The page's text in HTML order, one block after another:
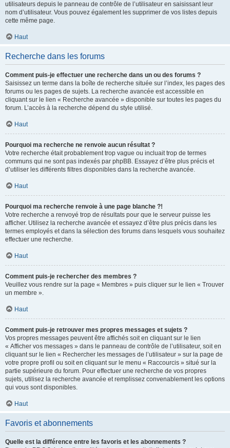
utilisateurs depuis le panneau de contrôle de l’utilisateur en saisissant leur
nom d’utilisateur. Vous pouvez également les supprimer de vos listes depuis
cette même page.
Haut
Recherche dans les forums
Comment puis-je effectuer une recherche dans un ou des forums ?
Saisissez un terme dans la boîte de recherche située sur l’index, les pages des
forums ou les pages de sujets. La recherche avancée est accessible en
cliquant sur le lien « Recherche avancée » disponible sur toutes les pages du
forum. L’accès à la recherche dépend du style utilisé.
Haut
Pourquoi ma recherche ne renvoie aucun résultat ?
Votre recherche était probablement trop vague ou incluait trop de termes
communs qui ne sont pas indexés par phpBB. Essayez d’être plus précis et
d’utiliser les différents filtres disponibles dans la recherche avancée.
Haut
Pourquoi ma recherche renvoie à une page blanche ?!
Votre recherche a renvoyé trop de résultats pour que le serveur puisse les
afficher. Utilisez la recherche avancée et essayez d’être plus précis dans les
termes employés et dans la sélection des forums dans lesquels vous souhaitez
effectuer une recherche.
Haut
Comment puis-je rechercher des membres ?
Veuillez vous rendre sur la page « Membres » puis cliquer sur le lien « Trouver
un membre ».
Haut
Comment puis-je retrouver mes propres messages et sujets ?
Vos propres messages peuvent être affichés soit en cliquant sur le lien
« Afficher vos messages » dans le panneau de contrôle de l’utilisateur, soit en
cliquant sur le lien « Rechercher les messages de l’utilisateur » sur la page de
votre propre profil ou soit en cliquant sur le menu « Raccourcis » situé sur la
partie supérieure du forum. Pour effectuer une recherche de vos propres
sujets, utilisez la recherche avancée et remplissez convenablement les options
qui vous sont disponibles.
Haut
Favoris et abonnements
Quelle est la différence entre les favoris et les abonnements ?